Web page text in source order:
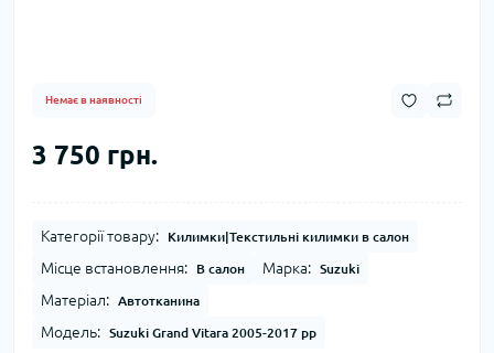
Немає в наявності
3 750 грн.
Категорії товару: Килимки|Текстильні килимки в салон
Місце встановлення: В салон Марка: Suzuki
Матеріал: Автотканина
Модель: Suzuki Grand Vitara 2005-2017 рр